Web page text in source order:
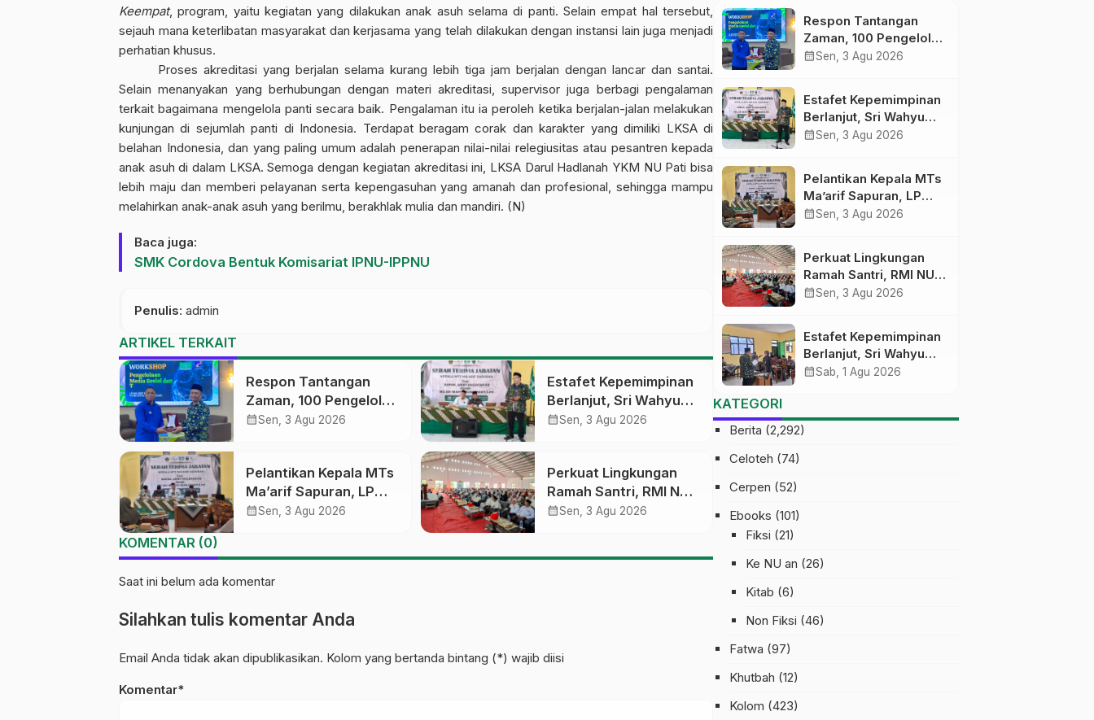
Keempat, program, yaitu kegiatan yang dilakukan anak asuh selama di panti. Selain empat hal tersebut,
sejauh mana keterlibatan masyarakat dan kerjasama yang telah dilakukan dengan instansi lain juga menjadi
perhatian khusus.
Proses akreditasi yang berjalan selama kurang lebih tiga jam berjalan dengan lancar dan santai.
Selain menanyakan yang berhubungan dengan materi akreditasi, supervisor juga berbagi pengalaman
terkait bagaimana mengelola panti secara baik. Pengalaman itu ia peroleh ketika berjalan-jalan melakukan
kunjungan di sejumlah panti di Indonesia. Terdapat beragam corak dan karakter yang dimiliki LKSA di
belahan Indonesia, dan yang paling umum adalah penerapan nilai-nilai relegiusitas atau pesantren kepada
anak asuh di dalam LKSA. Semoga dengan kegiatan akreditasi ini, LKSA Darul Hadlanah YKM NU Pati bisa
lebih maju dan memberi pelayanan serta kepengasuhan yang amanah dan profesional, sehingga mampu
melahirkan anak-anak asuh yang berilmu, berakhlak mulia dan mandiri. (N)
Baca juga:
SMK Cordova Bentuk Komisariat IPNU-IPPNU
Penulis: admin
ARTIKEL TERKAIT
Respon Tantangan
Zaman, 100 Pengelola
Medsos Sekolah
Digital
calendar_monthSen, 3 Agu 2026
Estafet Kepemimpinan
Berlanjut, Sri Wahyu
Susilowati Resmi
calendar_monthSen, 3 Agu 2026
Pelantikan Kepala MTs
Ma’arif Sapuran, LP
Ma’arif NU Wonosobo
calendar_monthSen, 3 Agu 2026
Perkuat Lingkungan
Ramah Santri, RMI NU
Gelar ‘Sambang
calendar_monthSen, 3 Agu 2026
KOMENTAR (0)
Saat ini belum ada komentar
Silahkan tulis komentar Anda
Email Anda tidak akan dipublikasikan. Kolom yang bertanda bintang (*) wajib diisi
Komentar*
Respon Tantangan
Zaman, 100 Pengelola
Medsos Sekolah
Digital
calendar_monthSen, 3 Agu 2026
Estafet Kepemimpinan
Berlanjut, Sri Wahyu
Susilowati Resmi
calendar_monthSen, 3 Agu 2026
Pelantikan Kepala MTs
Ma’arif Sapuran, LP
Ma’arif NU Wonosobo
Kepemimpinan
Nahdliyah
calendar_monthSen, 3 Agu 2026
Perkuat Lingkungan
Ramah Santri, RMI NU
Gelar ‘Sambang
calendar_monthSen, 3 Agu 2026
Estafet Kepemimpinan
Berlanjut, Sri Wahyu
Susilowati Resmi
calendar_monthSab, 1 Agu 2026
KATEGORI
Berita (2,292)
Celoteh (74)
Cerpen (52)
Ebooks (101)
Fiksi (21)
Ke NU an (26)
Kitab (6)
Non Fiksi (46)
Fatwa (97)
Khutbah (12)
Kolom (423)